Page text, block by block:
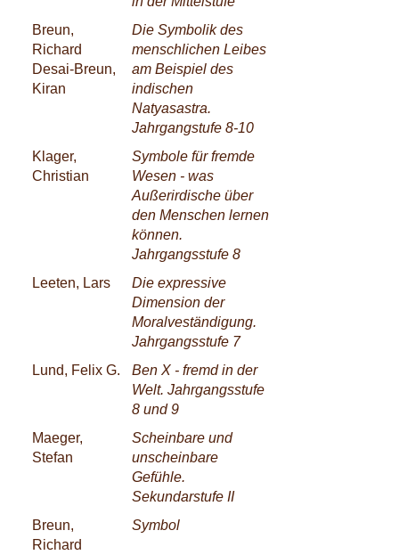
Breun,
Richard
Desai-Breun,
Kiran
Die Symbolik des
menschlichen Leibes
am Beispiel des
indischen
Natyasastra.
Jahrgangstufe 8-10
Klager,
Christian
Symbole für fremde
Wesen - was
Außerirdische über
den Menschen lernen
können.
Jahrgangsstufe 8
Leeten, Lars
Die expressive
Dimension der
Moralveständigung.
Jahrgangsstufe 7
Lund, Felix G.
Ben X - fremd in der
Welt. Jahrgangsstufe
8 und 9
Maeger,
Stefan
Scheinbare und
unscheinbare
Gefühle.
Sekundarstufe II
Breun,
Richard
Symbol